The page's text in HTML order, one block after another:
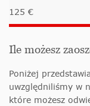
125 €
Ile możesz
Poniżej
uwzględniliśmy w
które możesz